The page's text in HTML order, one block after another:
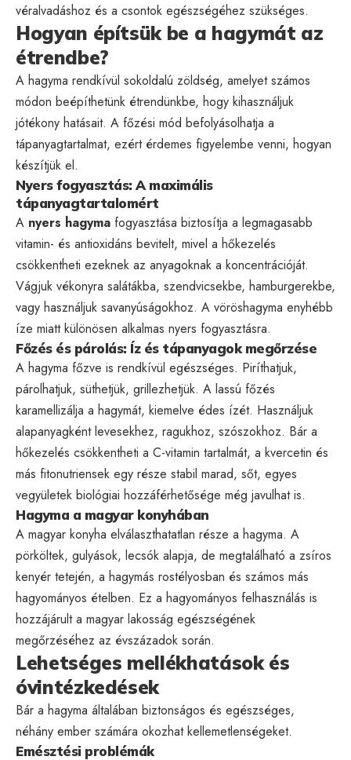
véralvadáshoz és a csontok egészségéhez szükséges.
Hogyan építsük be a hagymát az
étrendbe?
A hagyma rendkívül sokoldalú zöldség, amelyet számos
módon beépíthetünk étrendünkbe, hogy kihasználjuk
jótékony hatásait. A főzési mód befolyásolhatja a
tápanyagtartalmat, ezért érdemes figyelembe venni, hogyan
készítjük el.
Nyers fogyasztás: A maximális
tápanyagtartalomért
A nyers hagyma fogyasztása biztosítja a legmagasabb
vitamin- és antioxidáns bevitelt, mivel a hőkezelés
csökkentheti ezeknek az anyagoknak a koncentrációját.
Vágjuk vékonyra salátákba, szendvicsekbe, hamburgerekbe,
vagy használjuk savanyúságokhoz. A vöröshagyma enyhébb
íze miatt különösen alkalmas nyers fogyasztásra.
Főzés és párolás: Íz és tápanyagok megőrzése
A hagyma főzve is rendkívül egészséges. Piríthatjuk,
párolhatjuk, süthetjük, grillezhetjük. A lassú főzés
karamellizálja a hagymát, kiemelve édes ízét. Használjuk
alapanyagként levesekhez, ragukhoz, szószokhoz. Bár a
hőkezelés csökkentheti a C-vitamin tartalmát, a kvercetin és
más fitonutriensek egy része stabil marad, sőt, egyes
vegyületek biológiai hozzáférhetősége még javulhat is.
Hagyma a magyar konyhában
A magyar konyha elválaszthatatlan része a hagyma. A
pörköltek, gulyások, lecsók alapja, de megtalálható a zsíros
kenyér tetején, a hagymás rostélyosban és számos más
hagyományos ételben. Ez a hagyományos felhasználás is
hozzájárult a magyar lakosság egészségének
megőrzéséhez az évszázadok során.
Lehetséges mellékhatások és
óvintézkedések
Bár a hagyma általában biztonságos és egészséges,
néhány ember számára okozhat kellemetlenségeket.
Emésztési problémák